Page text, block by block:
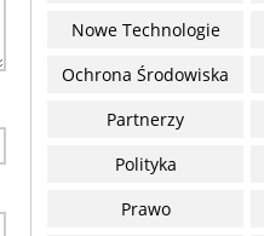
Nowe Technologie
Ochrona Środowiska
Partnerzy
Polityka
Prawo